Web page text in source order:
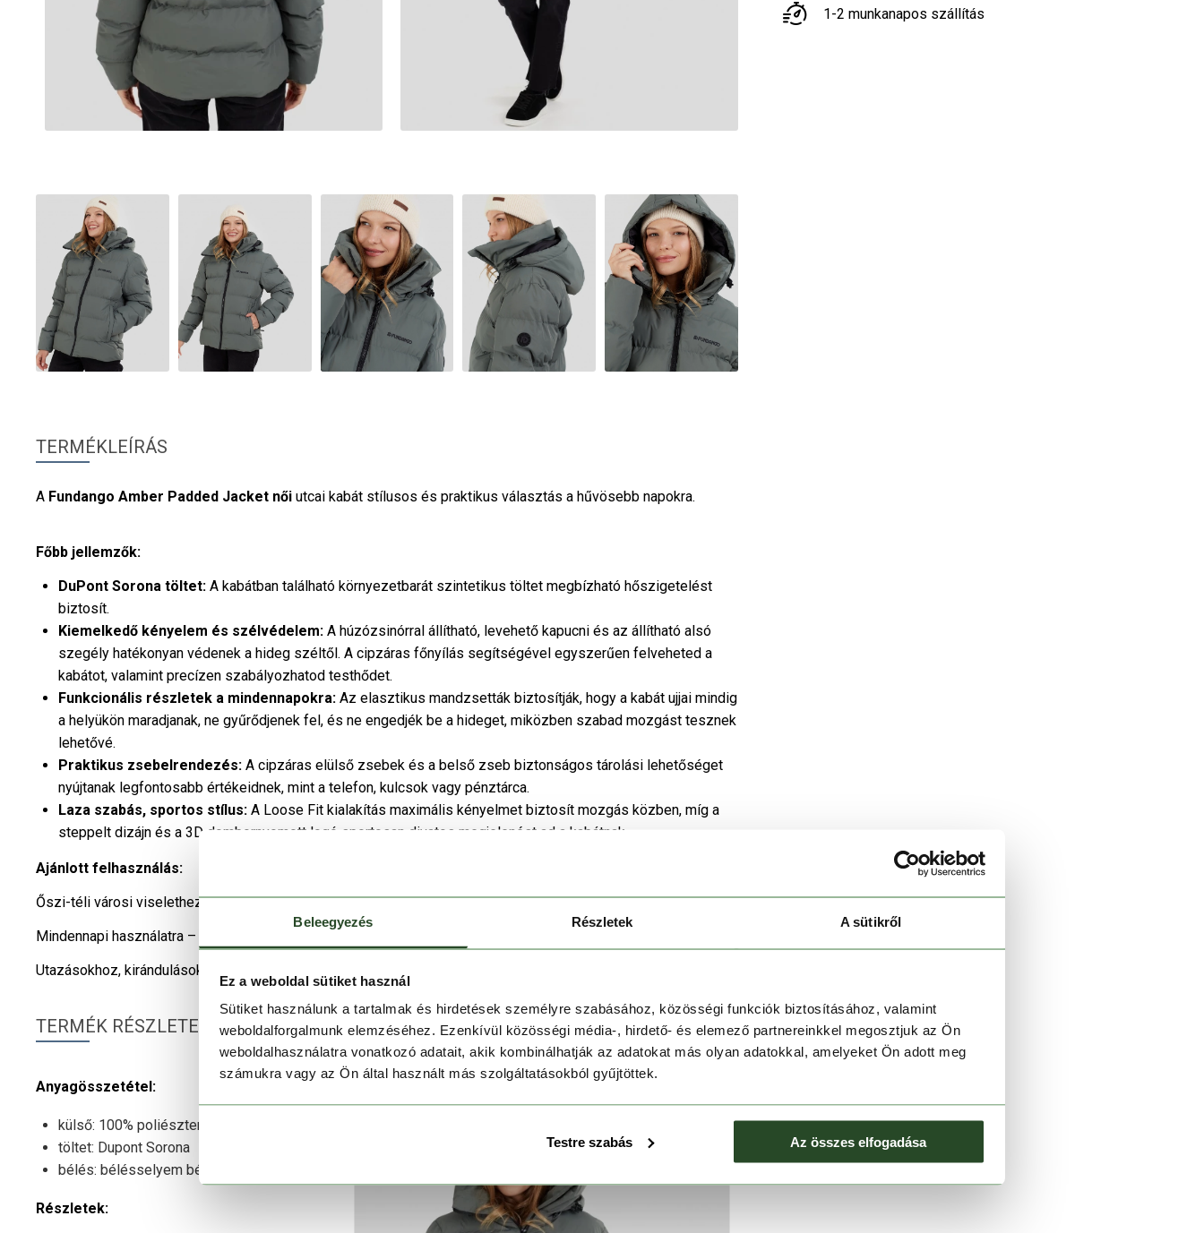
Beleegyezés Részletek A sütikről
Ez a weboldal sütiket használ
Sütiket használunk a tartalmak és hirdetések személyre szabásához, közösségi funkciók biztosításához, valamint
weboldalforgalmunk elemzéséhez. Ezenkívül közösségi média-, hirdető- és elemező partnereinkkel megosztjuk az Ön
weboldalhasználatra vonatkozó adatait, akik kombinálhatják az adatokat más olyan adatokkal, amelyeket Ön adott meg
számukra vagy az Ön által használt más szolgáltatásokból gyűjtöttek.
Testre szabás Az összes elfogadása
TERMÉKLEÍRÁS
A Fundango Amber Padded Jacket női utcai kabát stílusos és praktikus választás a hűvösebb napokra.
Főbb jellemzők:
DuPont Sorona töltet: A kabátban található környezetbarát szintetikus töltet megbízható hőszigetelést
biztosít.
Kiemelkedő kényelem és szélvédelem: A húzózsinórral állítható, levehető kapucni és az állítható alsó
szegély hatékonyan védenek a hideg széltől. A cipzáras főnyílás segítségével egyszerűen felveheted a
kabátot, valamint precízen szabályozhatod testhődet.
Funkcionális részletek a mindennapokra: Az elasztikus mandzsetták biztosítják, hogy a kabát ujjai mindig
a helyükön maradjanak, ne gyűrődjenek fel, és ne engedjék be a hideget, miközben szabad mozgást tesznek
lehetővé.
Praktikus zsebelrendezés: A cipzáras elülső zsebek és a belső zseb biztonságos tárolási lehetőséget
nyújtanak legfontosabb értékeidnek, mint a telefon, kulcsok vagy pénztárca.
Laza szabás, sportos stílus: A Loose Fit kialakítás maximális kényelmet biztosít mozgás közben, míg a
steppelt dizájn és a 3D dombornyomott logó sportosan divatos megjelenést ad a kabátnak.
Ajánlott felhasználás:
Őszi-téli városi viselethez – Kiváló választás szeles, hűvös napokra.
Mindennapi használatra – Kényelmes kabát iskolába, munkába.
Utazásokhoz, kirándulásokhoz – Praktikus, meleg és könnyen kombinálható.
TERMÉK RÉSZLETEK
Anyagösszetétel:
külső: 100% poliészter
töltet: Dupont Sorona
bélés: bélésselyem bélés
Részletek:
1-2 munkanapos szállítás